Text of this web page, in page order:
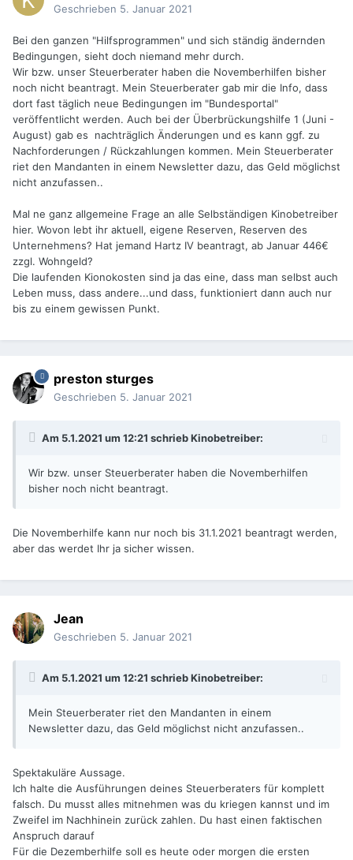
Geschrieben 5. Januar 2021
Bei den ganzen "Hilfsprogrammen" und sich ständig ändernden
Bedingungen, sieht doch niemand mehr durch.
Wir bzw. unser Steuerberater haben die Novemberhilfen bisher
noch nicht beantragt. Mein Steuerberater gab mir die Info, dass
dort fast täglich neue Bedingungen im "Bundesportal"
veröffentlicht werden. Auch bei der Überbrückungshilfe 1 (Juni -
August) gab es nachträglich Änderungen und es kann ggf. zu
Nachforderungen / Rückzahlungen kommen. Mein Steuerberater
riet den Mandanten in einem Newsletter dazu, das Geld möglichst
nicht anzufassen..
Mal ne ganz allgemeine Frage an alle Selbständigen Kinobetreiber
hier. Wovon lebt ihr aktuell, eigene Reserven, Reserven des
Unternehmens? Hat jemand Hartz IV beantragt, ab Januar 446€
zzgl. Wohngeld?
Die laufenden Kionokosten sind ja das eine, dass man selbst auch
Leben muss, dass andere...und dass, funktioniert dann auch nur
bis zu einem gewissen Punkt.
preston sturges
Geschrieben 5. Januar 2021
Am 5.1.2021 um 12:21 schriebKinobetreiber:
Wir bzw. unser Steuerberater haben die Novemberhilfen
bisher noch nicht beantragt.
Die Novemberhilfe kann nur noch bis 31.1.2021 beantragt werden,
aber das werdet Ihr ja sicher wissen.
Jean
Geschrieben 5. Januar 2021
Am 5.1.2021 um 12:21 schriebKinobetreiber:
Mein Steuerberater riet den Mandanten in einem
Newsletter dazu, das Geld möglichst nicht anzufassen..
Spektakuläre Aussage.
Ich halte die Ausführungen deines Steuerberaters für komplett
falsch. Du musst alles mitnehmen was du kriegen kannst und im
Zweifel im Nachhinein zurück zahlen. Du hast einen faktischen
Anspruch darauf
Für die Dezemberhilfe soll es heute oder morgen die ersten